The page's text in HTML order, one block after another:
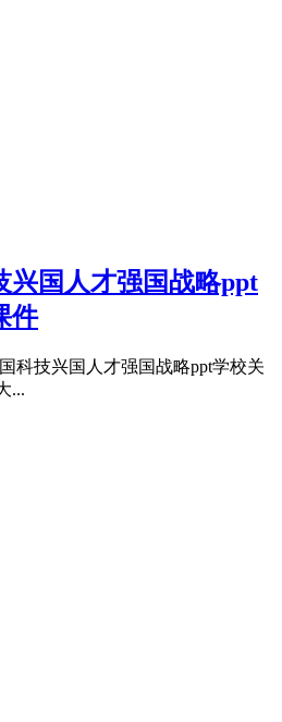
兴国人才强国战略ppt
件
科技兴国人才强国战略ppt学校关
...